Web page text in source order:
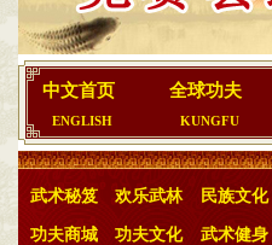
中文首页
ENGLISH
全球功夫
KUNGFU
武术秘笈 欢乐武林 民族文化
功夫商城 功夫文化 武术健身